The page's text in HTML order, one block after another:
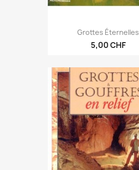
Grottes Éternelles
5,00 CHF